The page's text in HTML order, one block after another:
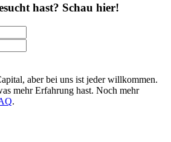
hast? Schau hier!
aber bei uns ist jeder willkommen.
mehr Erfahrung hast. Noch mehr
.